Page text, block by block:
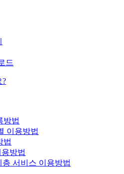
드
?
방법
이용방법
법
방법
층 서비스 이용방법